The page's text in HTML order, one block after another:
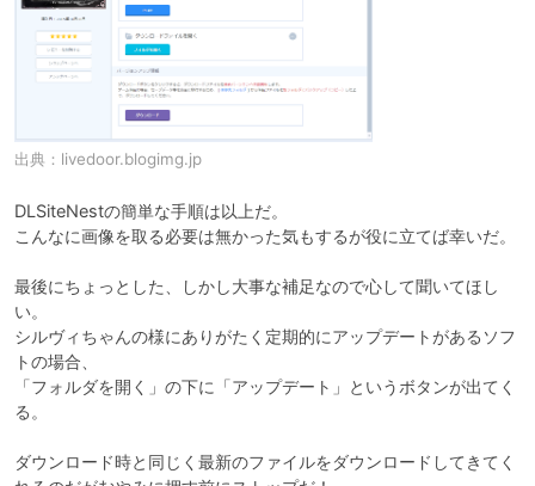
出典： livedoor.blogimg.jp
DLSiteNestの簡単な手順は以上だ。
こんなに画像を取る必要は無かった気もするが役に立てば幸いだ。
最後にちょっとした、しかし大事な補足なので心して聞いてほし
い。
シルヴィちゃんの様にありがたく定期的にアップデートがあるソフ
トの場合、
「フォルダを開く」の下に「アップデート」というボタンが出てく
る。
ダウンロード時と同じく最新のファイルをダウンロードしてきてく